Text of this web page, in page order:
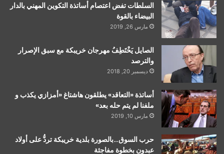
السلطات تفض اعتصام أساتذة التكوين المهني بالدار
البيضاء بالقوة
مارس 26, 2019
الصايل يَخْتَطِفُ مهرجان خريبكة مع سبق الإصرار
والترصد
ديسمبر 20, 2018
أساتذة «التعاقد» يطلقون هاشتاغ «أمزازي يكذب و
ملفنا لم يتم حله بعد»
مارس 10, 2019
حرب السوق…بالصورة بلدية خريبكة تردُّ على أولاد
عبدون بخطوة مفاجئة